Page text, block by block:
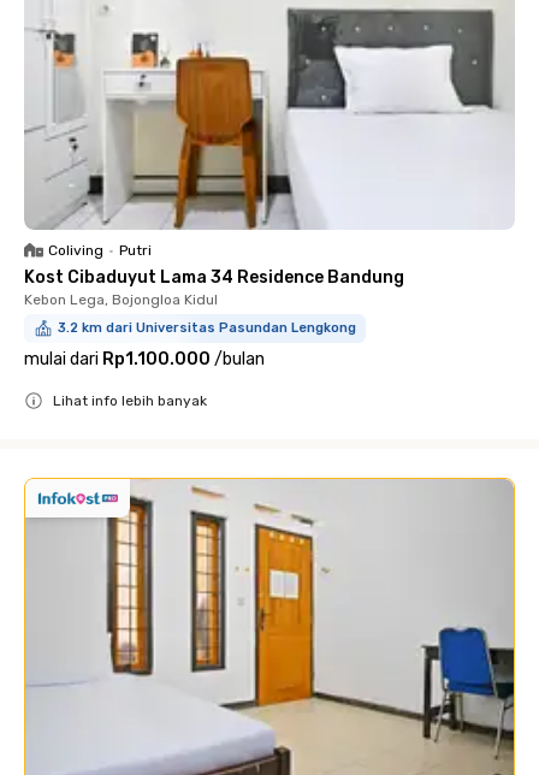
Coliving • Putri
Kost Cibaduyut Lama 34 Residence Bandung
Kebon Lega, Bojongloa Kidul
3.2 km dari Universitas Pasundan Lengkong
mulai dari Rp1.100.000 /bulan
Lihat info lebih banyak